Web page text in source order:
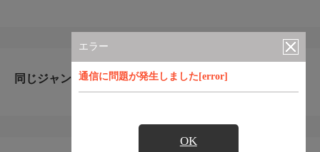
エラー
通信に問題が発生しました[error]
OK
同じジャンルのおすすめ番組